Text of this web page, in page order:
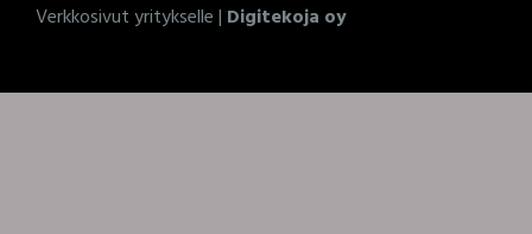
Verkkosivut yritykselle | Digitekoja oy